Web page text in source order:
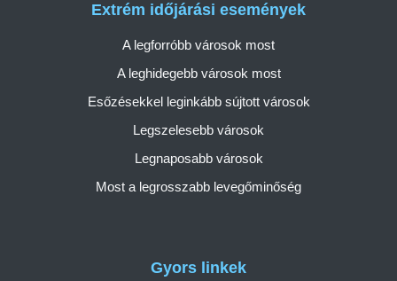
Gyors linkek
Extrém időjárási események
A legforróbb városok most
A leghidegebb városok most
Esőzésekkel leginkább sújtott városok
Legszelesebb városok
Legnaposabb városok
Most a legrosszabb levegőminőség